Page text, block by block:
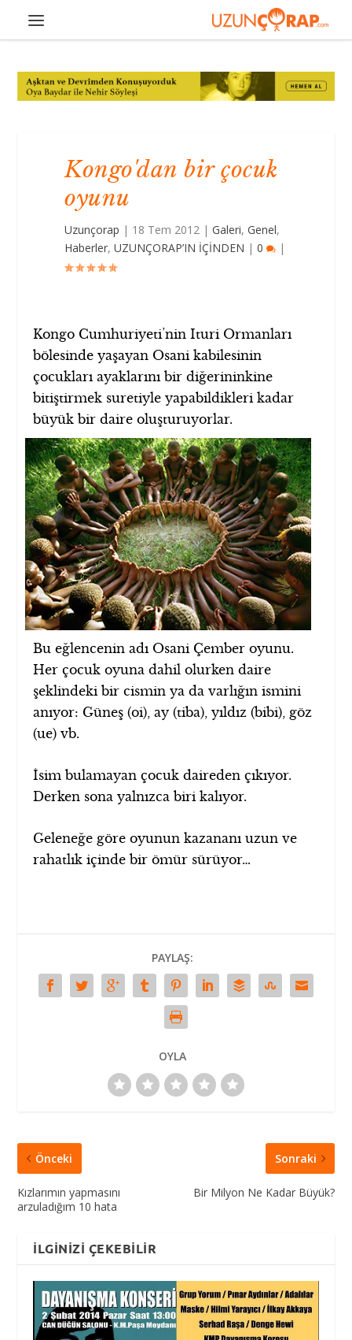
Kongo'dan bir çocuk
oyunu
Uzunçorap | 18 Tem 2012 |Galeri,Genel,
Haberler,UZUNÇORAP’IN İÇİNDEN |0 |
Kongo Cumhuriyeti’nin Ituri Ormanları
bölesinde yaşayan Osani kabilesinin
çocukları ayaklarını bir diğerininkine
bitiştirmek suretiyle yapabildikleri kadar
büyük bir daire oluşturuyorlar.
Bu eğlencenin adı Osani Çember oyunu.
Her çocuk oyuna dahil olurken daire
şeklindeki bir cismin ya da varlığın ismini
anıyor: Güneş (oi), ay (tiba), yıldız (bibi), göz
(ue) vb.
İsim bulamayan çocuk daireden çıkıyor.
Derken sona yalnızca biri kalıyor.
Geleneğe göre oyunun kazananı uzun ve
rahatlık içinde bir ömür sürüyor…
PAYLAŞ:
OYLA
Önceki
Kızlarımın yapmasını
arzuladığım 10 hata
Sonraki
Bir Milyon Ne Kadar Büyük?
İLGINIZI ÇEKEBILIR